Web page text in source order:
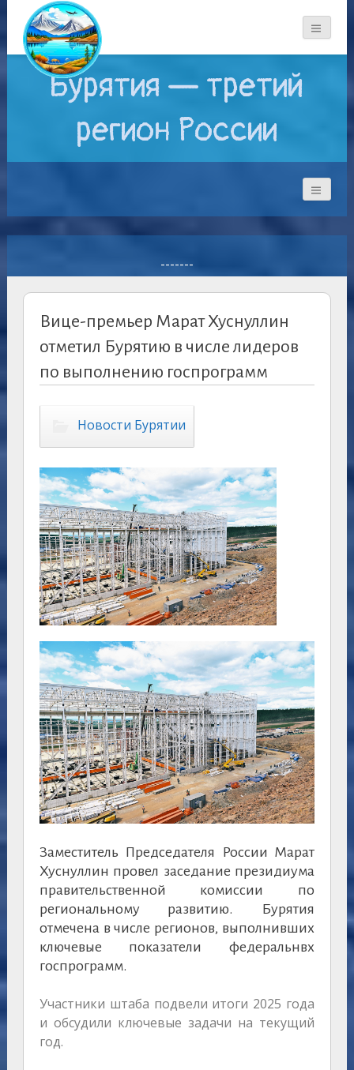
Бурятия — третий
регион России
-------
Вице-премьер Марат Хуснуллин
отметил Бурятию в числе лидеров
по выполнению госпрограмм
Новости Бурятии
Заместитель Председателя России Марат
Хуснуллин провел заседание президиума
правительственной комиссии по
региональному развитию. Бурятия
отмечена в числе регионов, выполнивших
ключевые показатели федеральнвх
госпрограмм.
Участники штаба подвели итоги 2025 года
и обсудили ключевые задачи на текущий
год.